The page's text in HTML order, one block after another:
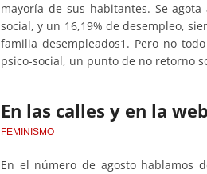
mayoría de sus habitantes. Se
social, y un 16,19% de desempleo,
familia desempleados1. Pero no
psico-social, un punto de no retorno
En las calles y en la
FEMINISMO
En el número de agosto hablamos